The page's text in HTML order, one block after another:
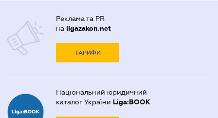
Реклама та PR
на ligazakon.net
ТАРИФИ
Національний юридичний
каталог України Liga:BOOK